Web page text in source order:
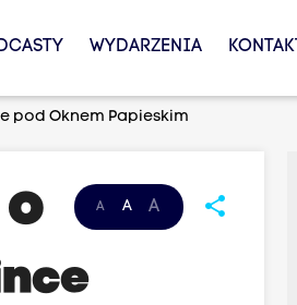
WYDARZENIA KONTAKT
pod Oknem Papieskim
A A A share